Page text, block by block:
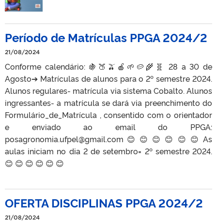
Período de Matrículas PPGA 2024/2
21/08/2024
Conforme calendário: 🍇🍑🫒🍎🌱🥔🌾🧬 28 a 30 de
Agosto➔ Matrículas de alunos para o 2º semestre 2024.
Alunos regulares- matrícula via sistema Cobalto. Alunos
ingressantes- a matrícula se dará via preenchimento do
Formulário_de_Matrícula , consentido com o orientador
e enviado ao email do PPGA:
posagronomia.ufpel@gmail.com 😊 😊 😊 😊 😊 😊 As
aulas iniciam no dia 2 de setembro= 2º semestre 2024.
😊 😊 😊 😊 😊 😊
OFERTA DISCIPLINAS PPGA 2024/2
21/08/2024